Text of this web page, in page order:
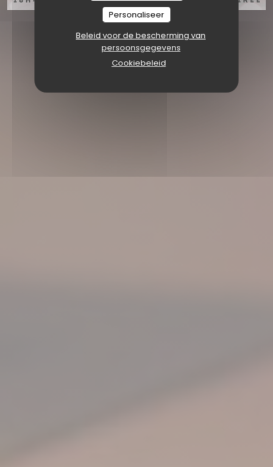
Personaliseer
Beleid voor de bescherming van
persoonsgegevens
Cookiebeleid